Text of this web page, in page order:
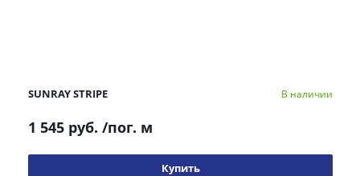
SUNRAY STRIPE В наличии
1 545 руб. /пог. м
Купить